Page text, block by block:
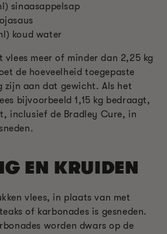
sinaasappelsap
koud water
vlees meer of minder dan 2,25 kg
de hoeveelheid toegepaste
zijn aan dat gewicht. Als het
bijvoorbeeld 1,15 kg bedraagt,
inclusief de Bradley Cure, in
EN KRUIDEN
vlees, in plaats van met
of karbonades is gesneden.
worden dwars op de